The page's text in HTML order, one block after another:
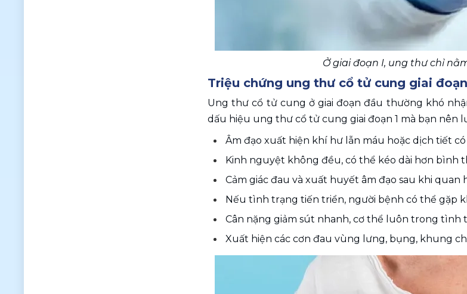
Ở giai đoạn I, ung thư chỉ
Triệu chứng ung thư cổ tử cung giai
Ung thư cổ tử cung ở giai đoạn đầu thường khó
dấu hiệu ung thư cổ tử cung giai đoạn 1 mà bạn nên
Âm đạo xuất hiện khí hư lẫn máu hoặc dịch tiết
Kinh nguyệt không đều, có thể kéo dài hơn bình
Cảm giác đau và xuất huyết âm đạo sau khi
Nếu tình trạng tiến triển, người bệnh có thể gặp
Cân nặng giảm sút nhanh, cơ thể luôn trong tình
Xuất hiện các cơn đau vùng lưng, bụng, khung